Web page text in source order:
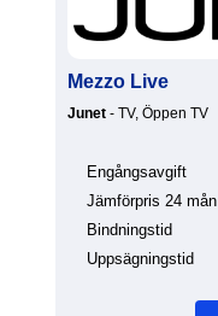
Mezzo Live
Junet - TV, Öppen TV
Engångsavgift
Jämförpris 24 mån
Bindningstid
Uppsägningstid